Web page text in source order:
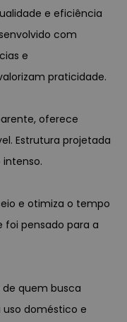
e eficiência
com
e
praticidade.
oferece
Estrutura projetada
e otimiza o tempo
foi pensado para a
de quem busca
doméstico e